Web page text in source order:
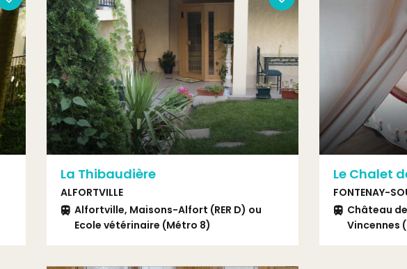
La Thibaudière
ALFORTVILLE
Alfortville, Maisons-Alfort (RER D) ou
Ecole vétérinaire (Métro 8)
Le Chalet
FONTENAY-
Château
Vincennes